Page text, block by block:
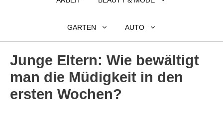
GARTEN AUTO
Junge Eltern: Wie bewältigt
man die Müdigkeit in den
ersten Wochen?